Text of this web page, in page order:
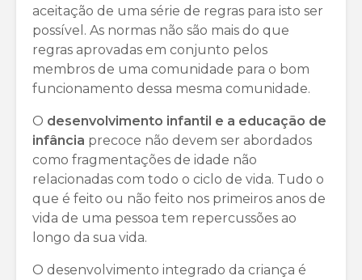
aceitação de uma série de regras para isto ser
possível. As normas não são mais do que
regras aprovadas em conjunto pelos
membros de uma comunidade para o bom
funcionamento dessa mesma comunidade.
O desenvolvimento infantil e a educação de
infância precoce não devem ser abordados
como fragmentações de idade não
relacionadas com todo o ciclo de vida. Tudo o
que é feito ou não feito nos primeiros anos de
vida de uma pessoa tem repercussões ao
longo da sua vida.
O desenvolvimento integrado da criança é